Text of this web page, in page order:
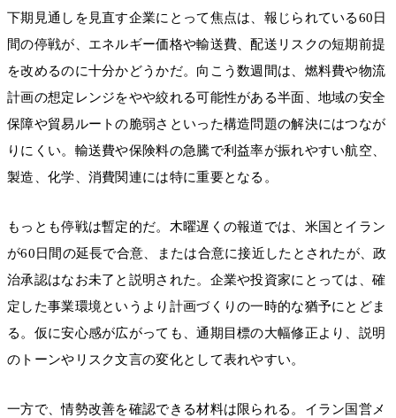
下期見通しを見直す企業にとって焦点は、報じられている60日
間の停戦が、エネルギー価格や輸送費、配送リスクの短期前提
を改めるのに十分かどうかだ。向こう数週間は、燃料費や物流
計画の想定レンジをやや絞れる可能性がある半面、地域の安全
保障や貿易ルートの脆弱さといった構造問題の解決にはつなが
りにくい。輸送費や保険料の急騰で利益率が振れやすい航空、
製造、化学、消費関連には特に重要となる。
もっとも停戦は暫定的だ。木曜遅くの報道では、米国とイラン
が60日間の延長で合意、または合意に接近したとされたが、政
治承認はなお未了と説明された。企業や投資家にとっては、確
定した事業環境というより計画づくりの一時的な猶予にとどま
る。仮に安心感が広がっても、通期目標の大幅修正より、説明
のトーンやリスク文言の変化として表れやすい。
一方で、情勢改善を確認できる材料は限られる。イラン国営メ